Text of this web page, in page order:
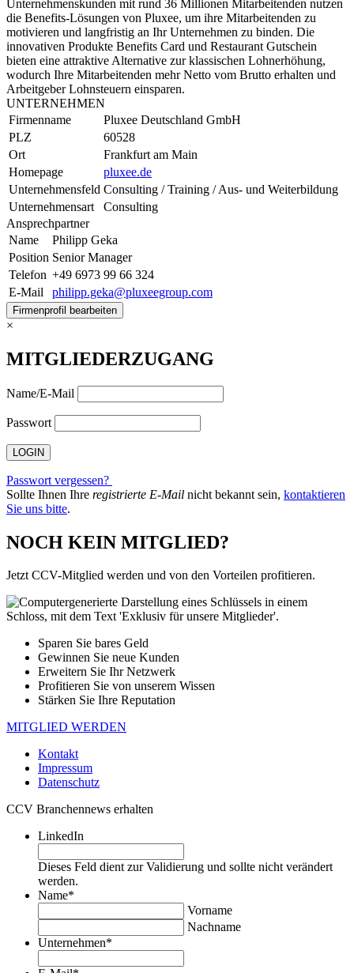
Unternehmenskunden mit rund 36 Millionen Mitarbeitenden nutzen
die Benefits-Lösungen von Pluxee, um ihre Mitarbeitenden zu
motivieren und langfristig an Ihr Unternehmen zu binden. Die
innovativen Produkte Benefits Card und Restaurant Gutschein
bieten eine attraktive Alternative zur klassischen Lohnerhöhung,
wodurch Ihre Mitarbeitenden mehr Netto vom Brutto erhalten und
Arbeitgeber Lohnsteuern einsparen.
UNTERNEHMEN
Firmenname
Pluxee Deutschland GmbH
PLZ
60528
Ort
Frankfurt am Main
Homepage
pluxee.de
Unternehmensfeld Consulting / Training / Aus- und Weiterbildung
Unternehmensart
Consulting
Ansprechpartner
Name
Philipp Geka
Position Senior Manager
Telefon +49 6973 99 66 324
E-Mail
philipp.geka@pluxeegroup.com
Firmenprofil bearbeiten
×
MITGLIEDERZUGANG
Name/E-Mail
Passwort
Passwort vergessen?
Sollte Ihnen Ihre registrierte E-Mail nicht bekannt sein, kontaktieren
Sie uns bitte.
NOCH KEIN MITGLIED?
Jetzt CCV-Mitglied werden und von den Vorteilen profitieren.
Sparen Sie bares Geld
Gewinnen Sie neue Kunden
Erweitern Sie Ihr Netzwerk
Profitieren Sie von unserem Wissen
Stärken Sie Ihre Reputation
MITGLIED WERDEN
Kontakt
Impressum
Datenschutz
CCV Branchennews erhalten
LinkedIn
Dieses Feld dient zur Validierung und sollte nicht verändert
werden.
Name*
Vorname
Nachname
Unternehmen*